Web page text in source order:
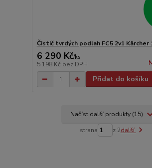
Čistič tvrdých podlah FC5 2v1 Kärcher
6 290 Kč/ks
5 198 Kč bez DPH
Přidat do košíku
Načíst další produkty (15)
strana z 2další